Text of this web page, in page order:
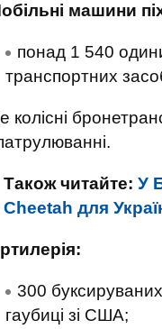
машини
понад 1 540
транспортних
колісні
Також читайте: У
Cheetah для
300
гаубиці зі США;